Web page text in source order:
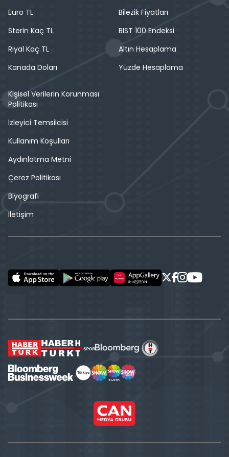
Euro TL
Sterin Kaç TL
Riyal Kaç TL
Kanada Doları
Bilezik Fiyatları
BIST 100 Endeksi
Altın Hesaplama
Yüzde Hesaplama
Kişisel Verilerin Korunması
Politikası
İzleyici Temsilcisi
Kullanım Koşulları
Aydınlatma Metni
Çerez Politikası
Biyografi
İletişim